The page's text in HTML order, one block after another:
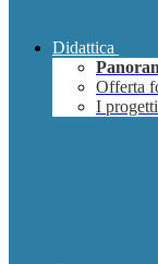
Didattica
Offerta
I